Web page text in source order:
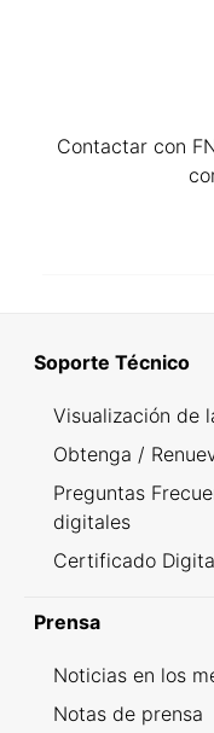
Contactar con
Soporte Técnico
Visualización de
Obtenga /
Preguntas
digitales
Certificado
Prensa
Noticias en los
Notas de prensa